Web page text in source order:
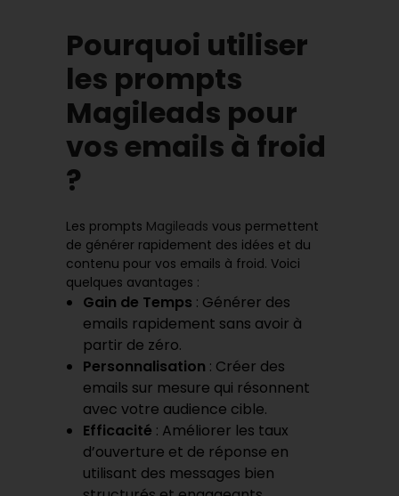
Pourquoi utiliser
les prompts
Magileads pour
vos emails à froid
?
Les prompts Magileads vous permettent
de générer rapidement des idées et du
contenu pour vos emails à froid. Voici
quelques avantages :
Gain de Temps : Générer des
emails rapidement sans avoir à
partir de zéro.
Personnalisation : Créer des
emails sur mesure qui résonnent
avec votre audience cible.
Efficacité : Améliorer les taux
d’ouverture et de réponse en
utilisant des messages bien